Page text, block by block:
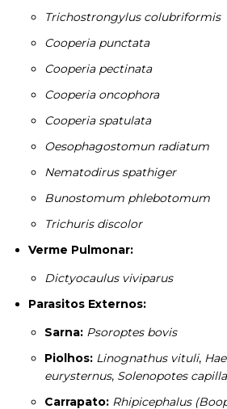
Trichostrongylus colubriformis
Cooperia punctata
Cooperia pectinata
Cooperia oncophora
Cooperia spatulata
Oesophagostomun radiatum
Nematodirus spathiger
Bunostomum phlebotomum
Trichuris discolor
Verme Pulmonar:
Dictyocaulus viviparus
Parasitos Externos:
Sarna: Psoroptes bovis
Piolhos: Linognathus vituli,
eurysternus, Solenopotes
Carrapato: Rhipicephalus